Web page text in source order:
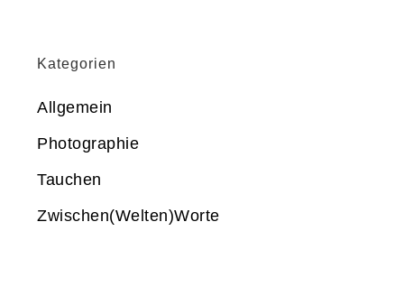
Kategorien
Allgemein
Photographie
Tauchen
Zwischen(Welten)Worte